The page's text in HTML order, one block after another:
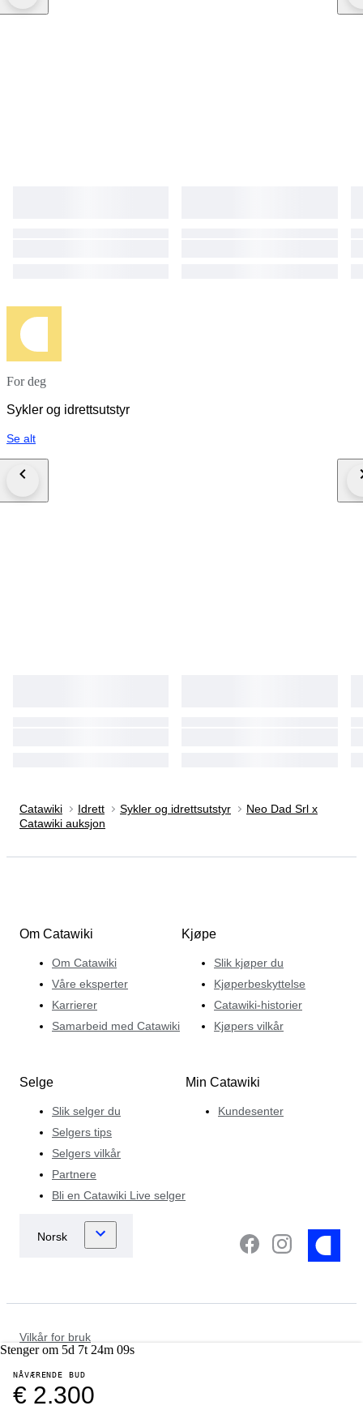
Stenger om 5d 7t 24m 09s
NÅVÆRENDE BUD
€ 2.300
For deg
Sykler og idrettsutstyr
Se alt
Catawiki Idrett Sykler og idrettsutstyr
Neo Dad Srl x
Catawiki auksjon
Om Catawiki
Om Catawiki
Våre eksperter
Karrierer
Samarbeid med Catawiki
Kjøpe
Slik kjøper du
Kjøperbeskyttelse
Catawiki-historier
Kjøpers vilkår
Selge
Slik selger du
Selgers tips
Selgers vilkår
Partnere
Bli en Catawiki Live selger
Min Catawiki
Kundesenter
Vilkår for bruk
Databeskyttelse og personvernerklæring
Retningslinjer for rettshåndhevelse
Andre retningslinjer